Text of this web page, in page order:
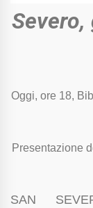
Oggi, ore 18,
Presentazione
SAN